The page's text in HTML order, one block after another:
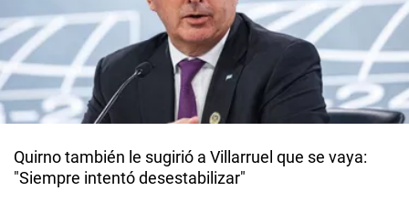
Quirno también le sugirió a Villarruel que se vaya:
"Siempre intentó desestabilizar"